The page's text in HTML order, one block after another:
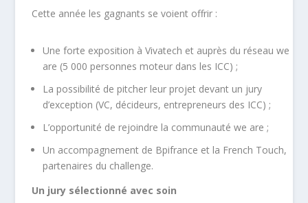
Cette année les gagnants se voient offrir :
Une forte exposition àVivatech et auprès du réseau we
are (5 000 personnes moteur dans les ICC) ;
La possibilité de pitcher leur projet devant un jury
d’exception (VC, décideurs, entrepreneurs des ICC) ;
L’opportunité de rejoindre la communauté we are ;
Un accompagnement de Bpifrance et la French Touch,
partenaires du challenge.
Un jury sélectionné avec soin